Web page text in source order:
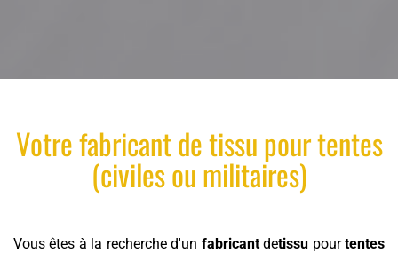
Votrefabricantdetissupourtentes
(civiles ou militaires)
Vous êtes à la recherche d'un fabricant detissu pourtentes